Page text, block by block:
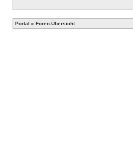
Portal » Foren-Übersicht